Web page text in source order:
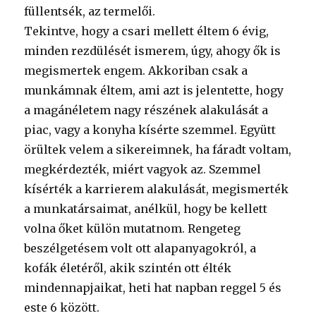
füllentsék, az termelői.
Tekintve, hogy a csari mellett éltem 6 évig,
minden rezdülését ismerem, úgy, ahogy ők is
megismertek engem. Akkoriban csak a
munkámnak éltem, ami azt is jelentette, hogy
a magánéletem nagy részének alakulását a
piac, vagy a konyha kísérte szemmel. Együtt
örültek velem a sikereimnek, ha fáradt voltam,
megkérdezték, miért vagyok az. Szemmel
kísérték a karrierem alakulását, megismerték
a munkatársaimat, anélkül, hogy be kellett
volna őket külön mutatnom. Rengeteg
beszélgetésem volt ott alapanyagokról, a
kofák életéről, akik szintén ott élték
mindennapjaikat, heti hat napban reggel 5 és
este 6 között.